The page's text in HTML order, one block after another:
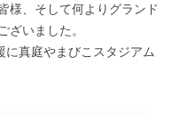
様、そして何よりグランド
ざいました。
真庭やまびこスタジアム